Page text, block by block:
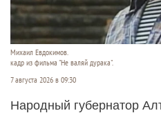
Михаил Евдокимов.
кадр из фильма "Не валяй дурака".
7 августа 2026 в 09:30
Народный губернатор